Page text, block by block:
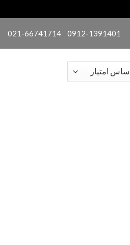
0912-1391401
021-66741714